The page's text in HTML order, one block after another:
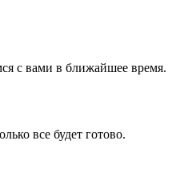
с вами в ближайшее время.
все будет готово.